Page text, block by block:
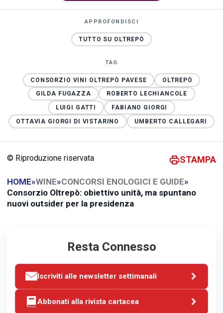
APPROFONDISCI
TUTTO SU OLTREPÒ
TAG
CONSORZIO VINI OLTREPÒ PAVESE
OLTREPÒ
GILDA FUGAZZA
ROBERTO LECHIANCOLE
LUIGI GATTI
FABIANO GIORGI
OTTAVIA GIORGI DI VISTARINO
UMBERTO CALLEGARI
© Riproduzione riservata STAMPA
HOME»WINE»CONCORSI ENOLOGICI E GUIDE»
Consorzio Oltrepò: obiettivo unità, ma spuntano
nuovi outsider per la presidenza
Resta Connesso
Iscriviti alle newsletter settimanali
Abbonati alla rivista cartacea